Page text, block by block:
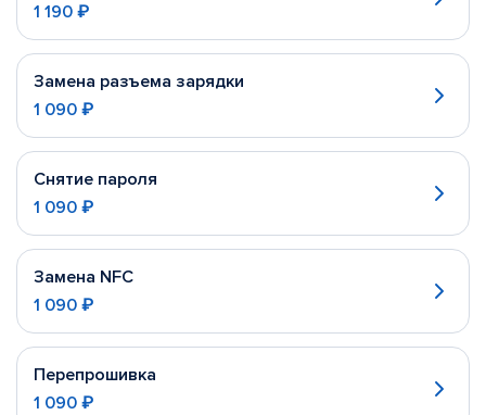
1 190 ₽
Замена разъема зарядки
1 090 ₽
Снятие пароля
1 090 ₽
Замена NFC
1 090 ₽
Перепрошивка
1 090 ₽